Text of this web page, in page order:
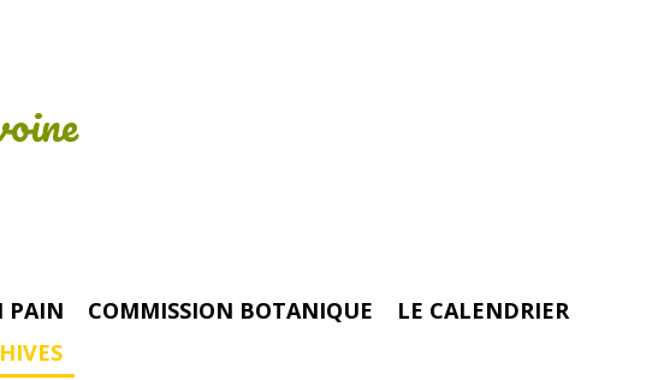
PAIN COMMISSION BOTANIQUE
LE CALENDRIER